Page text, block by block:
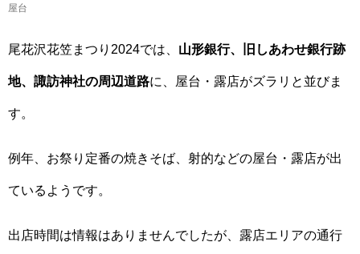
屋台
尾花沢花笠まつり2024では、 山形銀行、旧しあわせ銀行跡
地、諏訪神社の周辺道路に、屋台・露店がズラリと並びま
す。
例年、お祭り定番の焼きそば、射的などの屋台・露店が出
ているようです。
出店時間は情報はありませんでしたが、露店エリアの通行